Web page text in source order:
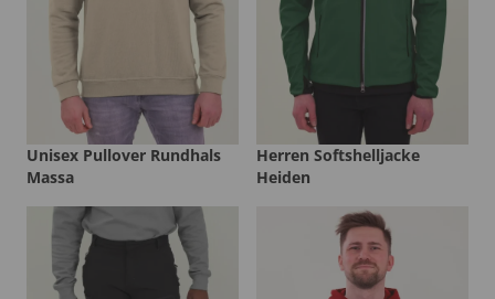
Unisex Pullover Rundhals
Massa
Herren Softshelljacke
Heiden